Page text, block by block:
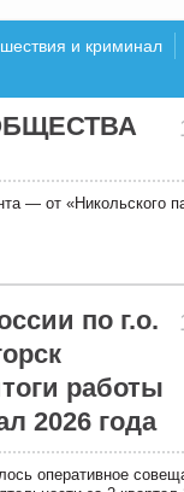
и криминал
— от «Никольского
по г.о.
работы
2026 года
оперативное